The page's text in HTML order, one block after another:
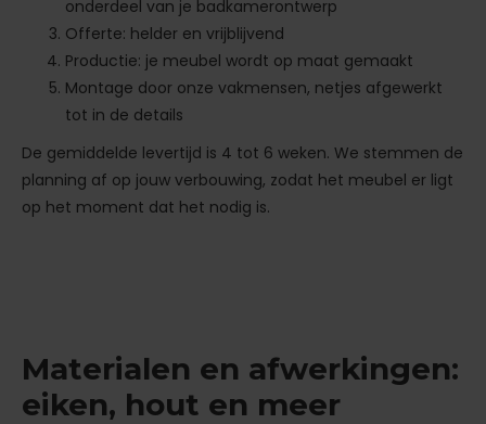
onderdeel van je badkamerontwerp
Offerte: helder en vrijblijvend
Productie: je meubel wordt op maat gemaakt
Montage door onze vakmensen, netjes afgewerkt
tot in de details
De gemiddelde levertijd is 4 tot 6 weken. We stemmen de
planning af op jouw verbouwing, zodat het meubel er ligt
op het moment dat het nodig is.
Materialen en afwerkingen:
eiken, hout en meer